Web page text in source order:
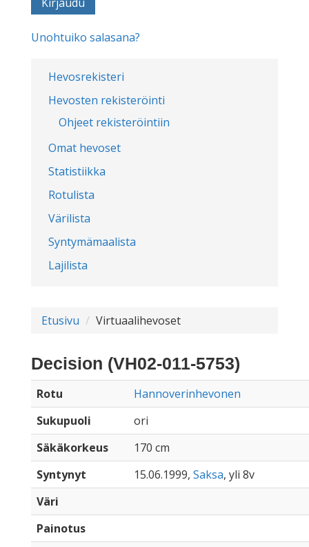
Hevosrekisteri
Hevosten rekisteröinti
Ohjeet rekisteröintiin
Omat hevoset
Statistiikka
Rotulista
Värilista
Syntymämaalista
Lajilista
Unohtuiko salasana?
Etusivu Virtuaalihevoset
Decision (VH02-011-5753)
Rotu
Hannoverinhevonen
Sukupuoli
ori
Säkäkorkeus
170 cm
Syntynyt
15.06.1999, Saksa, yli 8v
Väri
Painotus